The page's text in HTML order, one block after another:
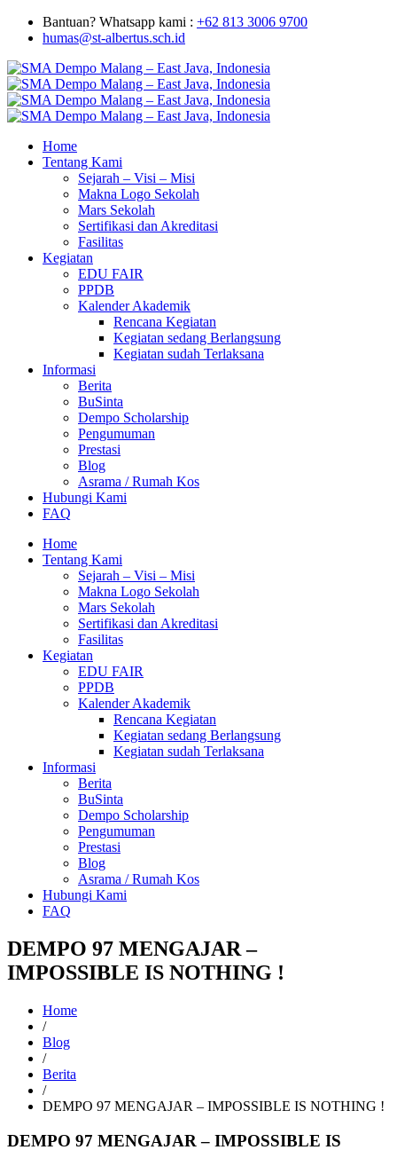
Bantuan? Whatsapp kami : +62 813 3006 9700
humas@st-albertus.sch.id
Home
Tentang Kami
Sejarah – Visi – Misi
Makna Logo Sekolah
Mars Sekolah
Sertifikasi dan Akreditasi
Fasilitas
Kegiatan
EDU FAIR
PPDB
Kalender Akademik
Rencana Kegiatan
Kegiatan sedang Berlangsung
Kegiatan sudah Terlaksana
Informasi
Berita
BuSinta
Dempo Scholarship
Pengumuman
Prestasi
Blog
Asrama / Rumah Kos
Hubungi Kami
FAQ
Home
Tentang Kami
Sejarah – Visi – Misi
Makna Logo Sekolah
Mars Sekolah
Sertifikasi dan Akreditasi
Fasilitas
Kegiatan
EDU FAIR
PPDB
Kalender Akademik
Rencana Kegiatan
Kegiatan sedang Berlangsung
Kegiatan sudah Terlaksana
Informasi
Berita
BuSinta
Dempo Scholarship
Pengumuman
Prestasi
Blog
Asrama / Rumah Kos
Hubungi Kami
FAQ
DEMPO 97 MENGAJAR –
IMPOSSIBLE IS NOTHING !
Home
/
Blog
/
Berita
/
DEMPO 97 MENGAJAR – IMPOSSIBLE IS NOTHING !
DEMPO 97 MENGAJAR – IMPOSSIBLE IS